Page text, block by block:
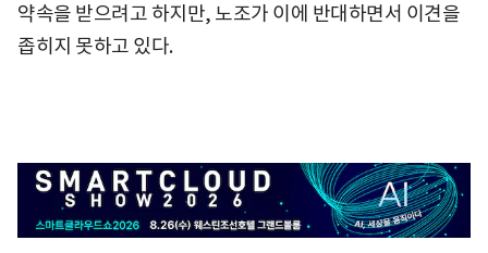
약속을 받으려고 하지만, 노조가 이에 반대하면서 이견을
좁히지 못하고 있다.